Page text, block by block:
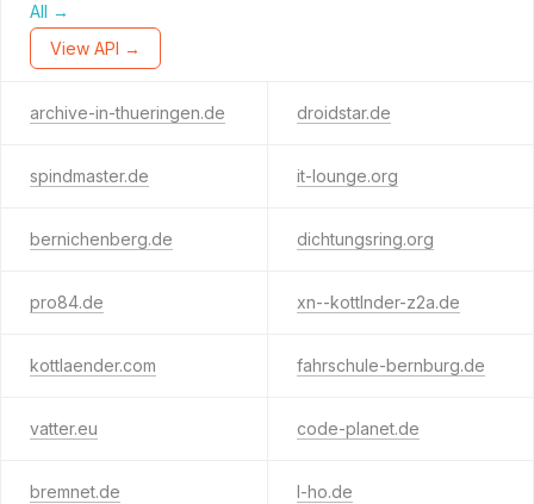
All →
View API →
archive-in-thueringen.de droidstar.de
spindmaster.de it-lounge.org
bernichenberg.de dichtungsring.org
pro84.de xn--kottlnder-z2a.de
kottlaender.com fahrschule-bernburg.de
vatter.eu code-planet.de
bremnet.de l-ho.de